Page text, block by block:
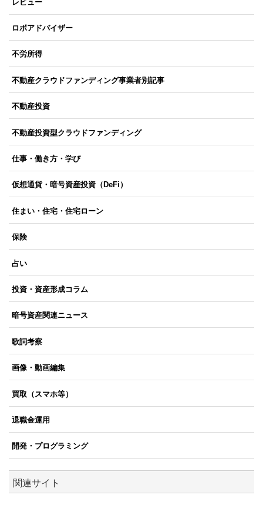
レビュー
ロボアドバイザー
不労所得
不動産クラウドファンディング事業者別記事
不動産投資
不動産投資型クラウドファンディング
仕事・働き方・学び
仮想通貨・暗号資産投資（DeFi）
住まい・住宅・住宅ローン
保険
占い
投資・資産形成コラム
暗号資産関連ニュース
歌詞考察
画像・動画編集
買取（スマホ等）
退職金運用
開発・プログラミング
関連サイト